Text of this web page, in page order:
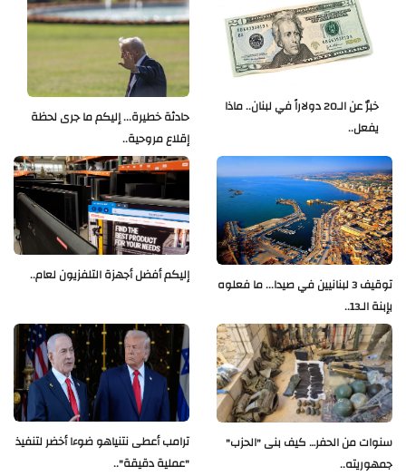
حادثة خطيرة... إليكم ما جرى لحظة
إقلاع مروحية..
خبرٌ عن الـ20 دولاراً في لبنان.. ماذا
يفعل..
إليكم أفضل أجهزة التلفزيون لعام..
توقيف 3 لبنانيين في صيدا... ما فعلوه
بإبنة الـ13..
ترامب أعطى نتنياهو ضوءا أخضر لتنفيذ
"عملية دقيقة"..
سنوات من الحفر… كيف بنى "الحزب"
جمهوريته..